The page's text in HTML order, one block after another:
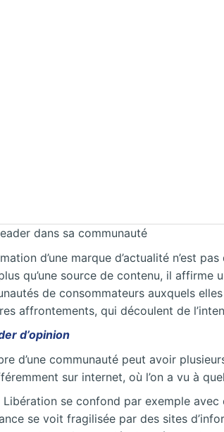
dans sa communauté
d’une marque d’actualité n’est
qu’une source de contenu, il
de consommateurs auxquels
affrontements, qui découlent de
d’opinion
d’une communauté peut avoir
sur internet, où l’on a vu à
se confond par exemple avec
se voit fragilisée par des sites